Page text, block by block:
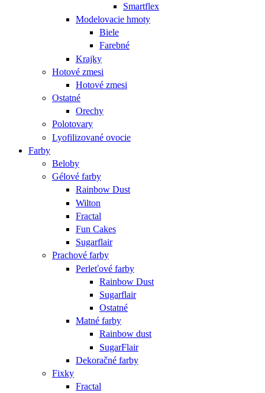
Smartflex
Modelovacie hmoty
Biele
Farebné
Krajky
Hotové zmesi
Hotové zmesi
Ostatné
Orechy
Polotovary
Lyofilizované ovocie
Farby
Beloby
Gélové farby
Rainbow Dust
Wilton
Fractal
Fun Cakes
Sugarflair
Prachové farby
Perleťové farby
Rainbow Dust
Sugarflair
Ostatné
Matné farby
Rainbow dust
SugarFlair
Dekoračné farby
Fixky
Fractal